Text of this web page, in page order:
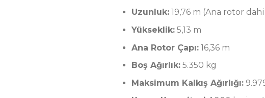
Uzunluk:19,76 m (Ana rotor
Yükseklik:5,13 m
Ana Rotor Çapı:16,36 m
Boş Ağırlık:5.350 kg
Maksimum Kalkış Ağırlığı: